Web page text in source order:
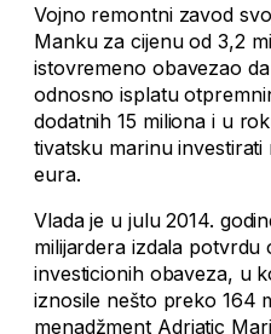
Vojno remontni zavod
Manku za cijenu od 3,2
istovremeno obavezao
odnosno isplatu
dodatnih 15 miliona i u
tivatsku marinu investirati
eura.
Vlada je u julu 2014.
milijardera izdala potvrdu
investicionih obaveza, u
iznosile nešto preko 164
menadžment Adriatic